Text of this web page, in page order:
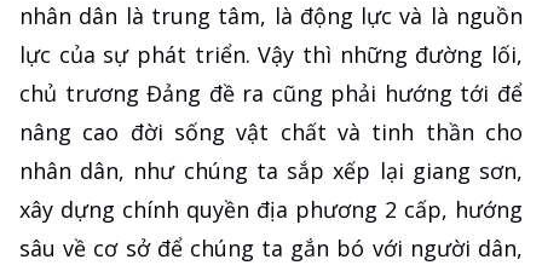
nhân dân là trung tâm, là động lực và là nguồn
lực của sự phát triển. Vậy thì những đường lối,
chủ trương Đảng đề ra cũng phải hướng tới để
nâng cao đời sống vật chất và tinh thần cho
nhân dân, như chúng ta sắp xếp lại giang sơn,
xây dựng chính quyền địa phương 2 cấp, hướng
sâu về cơ sở để chúng ta gắn bó với người dân,